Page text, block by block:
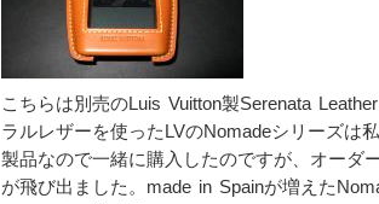
こちらは別売のLuis Vuitton製Serenata
ラルレザーを使ったLVのNomadeシリーズは
製品なので一緒に購入したのですが、オーダ
が飛び出ました。made in Spainが増えた